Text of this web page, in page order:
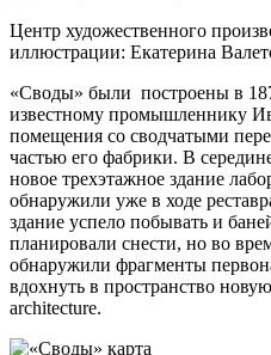
Центр художественного
иллюстрации: Екатерина
«Своды» были построены в
известному промышленнику
помещения со сводчатыми
частью его фабрики. В
новое трехэтажное здание
обнаружили уже в ходе
здание успело побывать и
планировали снести, но во
обнаружили фрагменты
вдохнуть в пространство
architecture.